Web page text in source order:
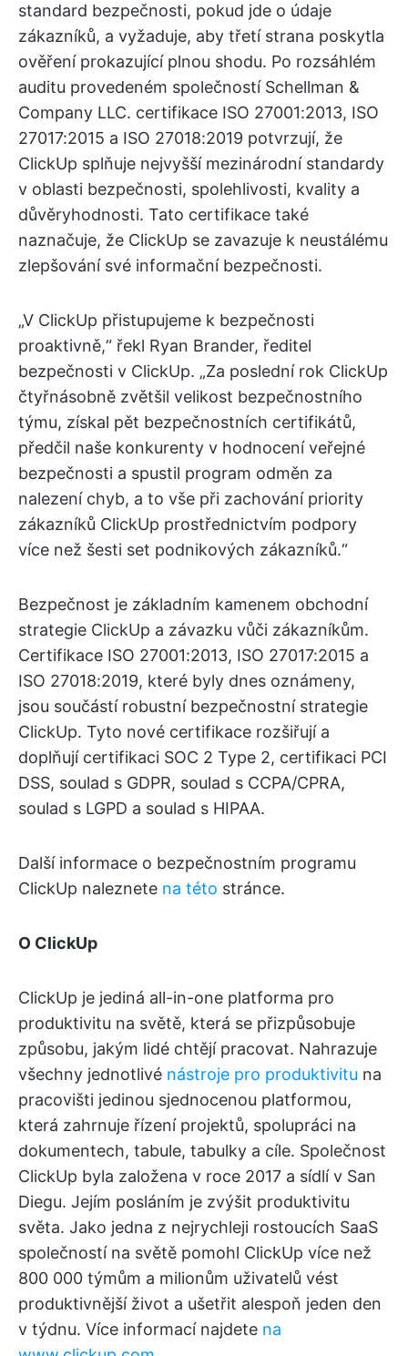
standard bezpečnosti, pokud jde o údaje
zákazníků, a vyžaduje, aby třetí strana poskytla
ověření prokazující plnou shodu. Po rozsáhlém
auditu provedeném společností Schellman &
Company LLC. certifikace ISO 27001:2013, ISO
27017:2015 a ISO 27018:2019 potvrzují, že
ClickUp splňuje nejvyšší mezinárodní standardy
v oblasti bezpečnosti, spolehlivosti, kvality a
důvěryhodnosti. Tato certifikace také
naznačuje, že ClickUp se zavazuje k neustálému
zlepšování své informační bezpečnosti.
„V ClickUp přistupujeme k bezpečnosti
proaktivně,“ řekl Ryan Brander, ředitel
bezpečnosti v ClickUp. „Za poslední rok ClickUp
čtyřnásobně zvětšil velikost bezpečnostního
týmu, získal pět bezpečnostních certifikátů,
předčil naše konkurenty v hodnocení veřejné
bezpečnosti a spustil program odměn za
nalezení chyb, a to vše při zachování priority
zákazníků ClickUp prostřednictvím podpory
více než šesti set podnikových zákazníků.“
Bezpečnost je základním kamenem obchodní
strategie ClickUp a závazku vůči zákazníkům.
Certifikace ISO 27001:2013, ISO 27017:2015 a
ISO 27018:2019, které byly dnes oznámeny,
jsou součástí robustní bezpečnostní strategie
ClickUp. Tyto nové certifikace rozšiřují a
doplňují certifikaci SOC 2 Type 2, certifikaci PCI
DSS, soulad s GDPR, soulad s CCPA/CPRA,
soulad s LGPD a soulad s HIPAA.
Další informace o bezpečnostním programu
ClickUp naleznete na této stránce.
O ClickUp
ClickUp je jediná all-in-one platforma pro
produktivitu na světě, která se přizpůsobuje
způsobu, jakým lidé chtějí pracovat. Nahrazuje
všechny jednotlivé nástroje pro produktivitu na
pracovišti jedinou sjednocenou platformou,
která zahrnuje řízení projektů, spolupráci na
dokumentech, tabule, tabulky a cíle. Společnost
ClickUp byla založena v roce 2017 a sídlí v San
Diegu. Jejím posláním je zvýšit produktivitu
světa. Jako jedna z nejrychleji rostoucích SaaS
společností na světě pomohl ClickUp více než
800 000 týmům a milionům uživatelů vést
produktivnější život a ušetřit alespoň jeden den
v týdnu. Více informací najdete na